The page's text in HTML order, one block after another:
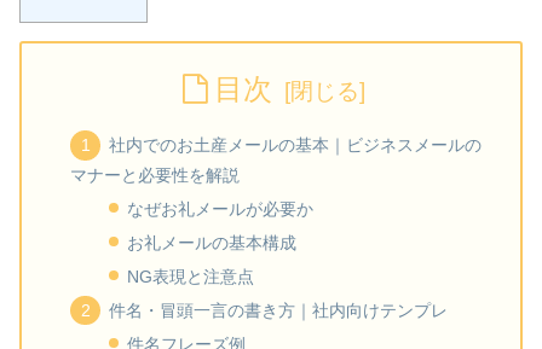
目次
社内でのお土産メールの基本｜ビジネスメールの
マナーと必要性を解説
なぜお礼メールが必要か
お礼メールの基本構成
NG表現と注意点
件名・冒頭一言の書き方｜社内向けテンプレ
件名フレーズ例